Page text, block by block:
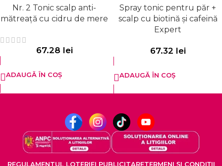
Nr. 2 Tonic scalp anti-
mătreață cu cidru de mere
67.28 lei
ADAUGĂ ÎN COȘ
Spray tonic pentru păr +
scalp cu biotină și cafeină
Expert
67.32 lei
ADAUGĂ ÎN COȘ
REGULAMENTUL LOTERIEI PUBLICITARETERMENI ȘI CONDIȚII